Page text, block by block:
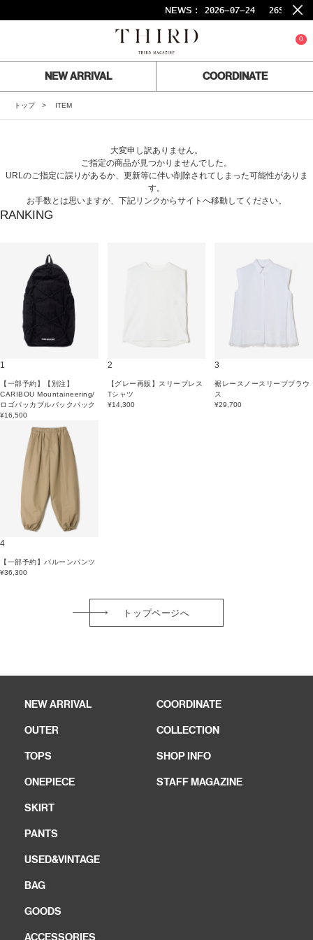
NEWS : 2026-07-24 26SS
0
NEW ARRIVAL COORDINATE
トップ ITEM
大変申し訳ありません。
ご指定の商品が見つかりませんでした。
URLのご指定に誤りがあるか、更新等に伴い削除されてしまった可能性がありま
す。
お手数とは思いますが、下記リンクからサイトへ移動してください。
RANKING
1
【一部予約】【別注】
CARIBOU Mountaineering/
ロゴパッカブルバックパック
¥16,500
2
【グレー再販】スリーブレス
Tシャツ
¥14,300
3
裾レースノースリーブブラウ
ス
¥29,700
4
【一部予約】バルーンパンツ
¥36,300
トップページへ
NEW ARRIVAL
OUTER
TOPS
ONEPIECE
SKIRT
PANTS
USED&VINTAGE
BAG
GOODS
ACCESSORIES
COORDINATE
COLLECTION
SHOP INFO
STAFF MAGAZINE